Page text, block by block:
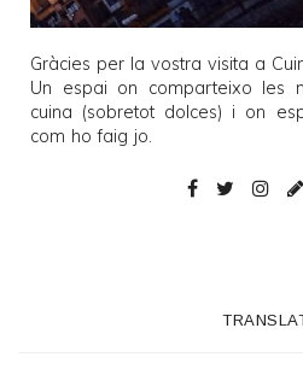
Gràcies per la vostra visita a
Un espai on comparteixo les
cuina (sobretot dolces) i on
com ho faig jo.